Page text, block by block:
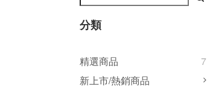
分類
精選商品
7
新上市/熱銷商品